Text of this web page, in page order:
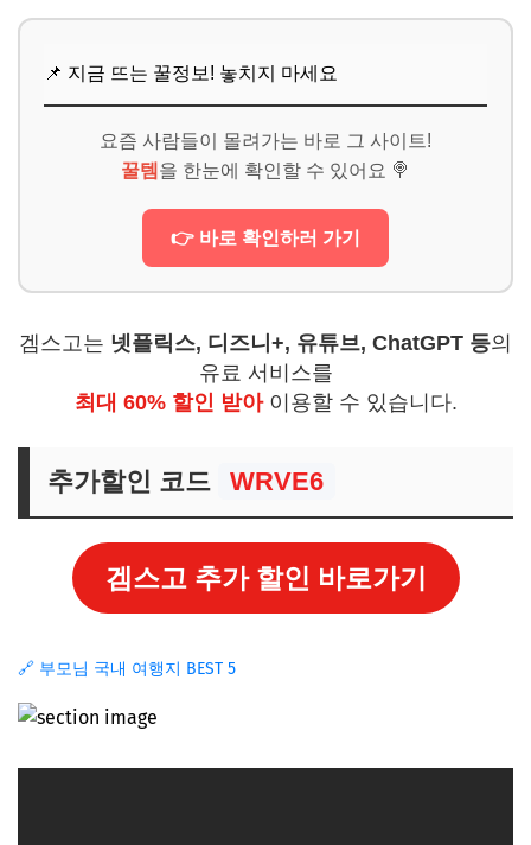
📌 지금 뜨는 꿀정보! 놓치지 마세요
요즘 사람들이 몰려가는 바로 그 사이트!
꿀템 을 한눈에 확인할 수 있어요 🍭
👉 바로 확인하러 가기
겜스고는 넷플릭스, 디즈니+, 유튜브, ChatGPT 등의
유료 서비스를
최대 60% 할인 받아이용할 수 있습니다.
추가할인 코드 WRVE6
겜스고 추가 할인 바로가기
🔗 부모님 국내 여행지 BEST 5